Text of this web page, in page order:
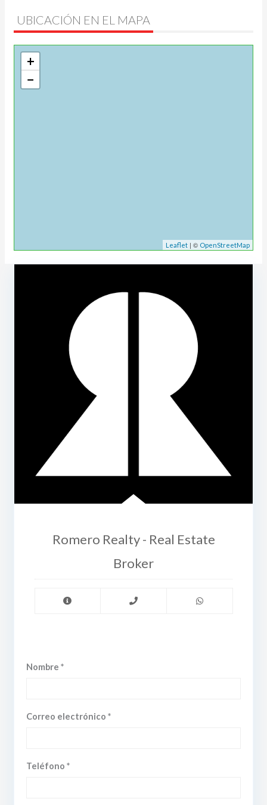
UBICACIÓN EN EL MAPA
+
−
Leaflet | © OpenStreetMap
Romero Realty - Real Estate
Broker
Nombre *
Correo electrónico *
Teléfono *